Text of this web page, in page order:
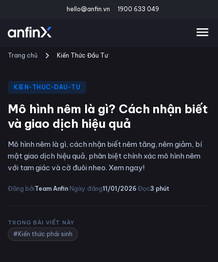
hello@anfin.vn 1900 633 049
Trang chủ Kiến Thức Đầu Tư
KIEN-THUC-DAU-TU
Mô hình nêm là gì? Cách nhận biết
và giao dịch hiệu quả
Mô hình nêm là gì, cách nhận biết nêm tăng, nêm giảm, bí
mật giao dịch hiệu quả, phân biệt chính xác mô hình nêm
với tam giác và cờ đuôi nheo. Xem ngay!
Đăng bởiTeam Anfin·Ngày đăng11/01/2026·Đọc3 phút
TRONG BÀI VIẾT NÀY
#Kiến thức phái sinh